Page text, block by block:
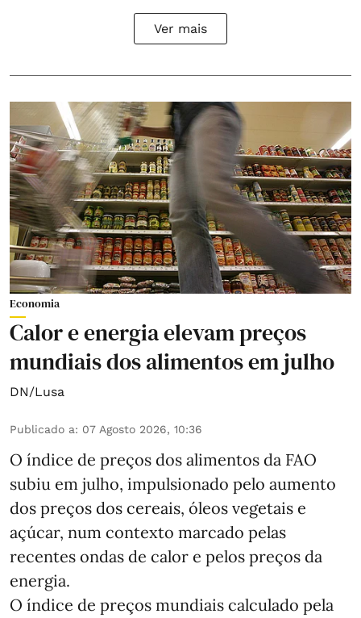
Ver mais
Economia
Calor e energia elevam preços
mundiais dos alimentos em julho
DN/Lusa
Publicado a: 07 Agosto 2026, 10:36
O índice de preços dos alimentos da FAO
subiu em julho, impulsionado pelo aumento
dos preços dos cereais, óleos vegetais e
açúcar, num contexto marcado pelas
recentes ondas de calor e pelos preços da
energia.
O índice de preços mundiais calculado pela